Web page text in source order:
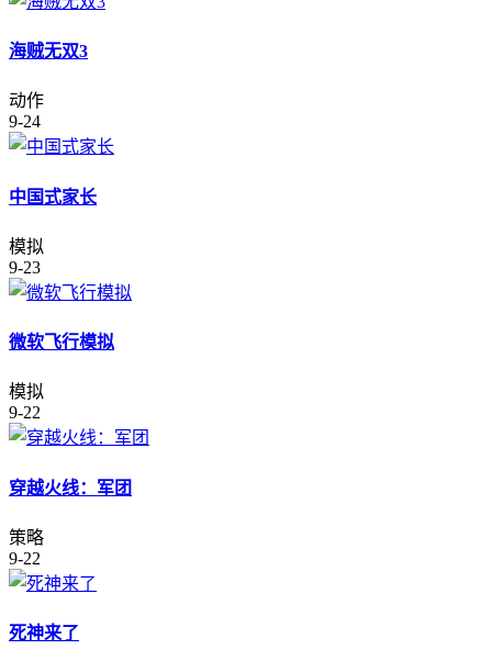
海贼无双3
动作
9-24
中国式家长
模拟
9-23
微软飞行模拟
模拟
9-22
穿越火线：军团
策略
9-22
死神来了